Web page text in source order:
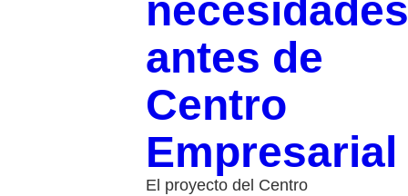
necesidades
antes de
Centro
Empresarial
El proyecto del Centro